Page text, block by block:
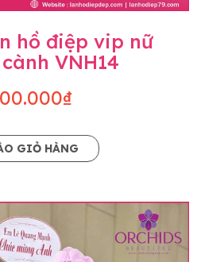
hồ điệp vip nữ
VNH14
GIỎ HÀNG